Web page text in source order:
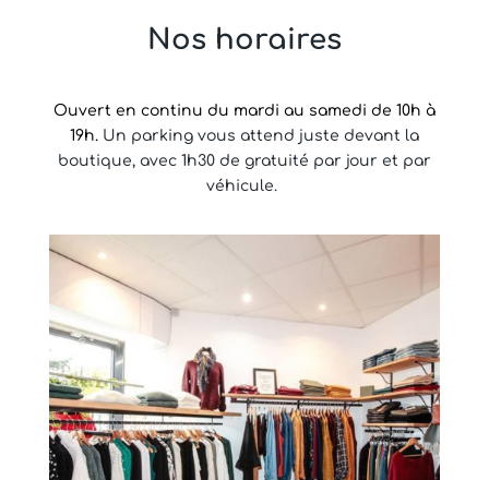
Nos horaires
Ouvert en continu du mardi au samedi de 10h à
19h. Un parking vous attend juste devant la
boutique, avec 1h30 de gratuité par jour et par
véhicule.